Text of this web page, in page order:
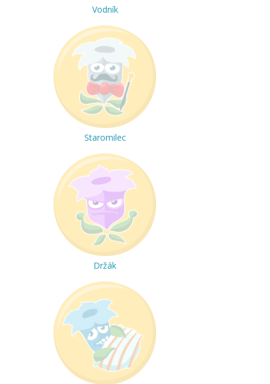
Vodník
Staromilec
Držák